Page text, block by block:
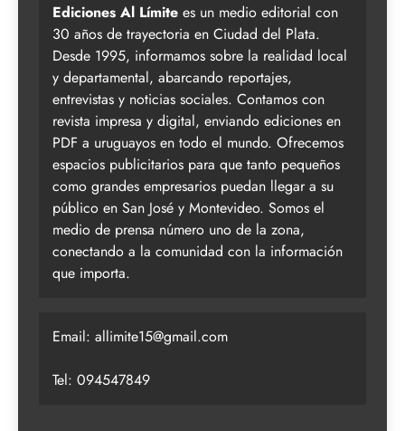
Ediciones Al Límite es un medio editorial con
30 años de trayectoria en Ciudad del Plata.
Desde 1995, informamos sobre la realidad local
y departamental, abarcando reportajes,
entrevistas y noticias sociales. Contamos con
revista impresa y digital, enviando ediciones en
PDF a uruguayos en todo el mundo. Ofrecemos
espacios publicitarios para que tanto pequeños
como grandes empresarios puedan llegar a su
público en San José y Montevideo. Somos el
medio de prensa número uno de la zona,
conectando a la comunidad con la información
que importa.
Email: allimite15@gmail.com
Tel: 094547849